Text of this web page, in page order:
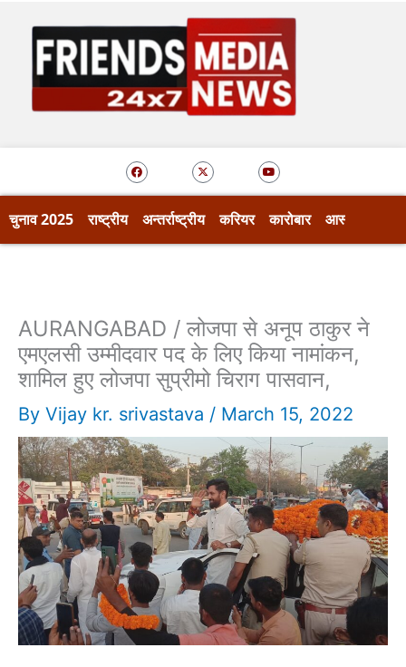
content
F
a
c
e
X
-
t
w
t
t
r
Y
o
u
t
b
e
चुनाव 2025 राष्ट्रीय अन्तर्राष्ट्रीय करियर कारोबार आस्था
AURANGABAD / लोजपा से अनूप ठाकुर ने
एमएलसी उम्मीदवार पद के लिए किया नामांकन,
शामिल हुए लोजपा सुप्रीमो चिराग पासवान,
By Vijay kr. srivastava / March 15, 2022